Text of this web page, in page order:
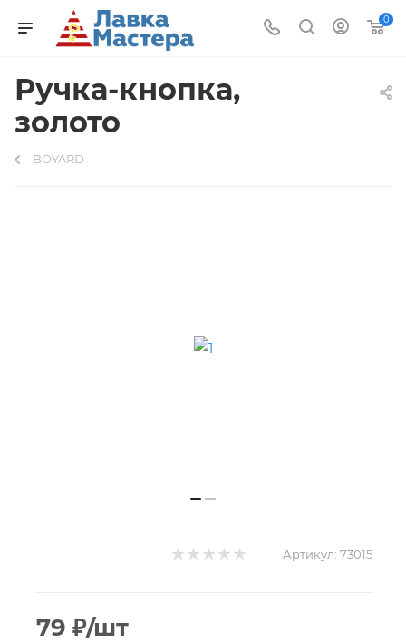
0
Ручка-кнопка,
золото
BOYARD
Артикул: 73015
79 ₽/шт